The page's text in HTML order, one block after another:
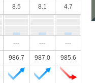
8.5 8.1 4.7
--- --- ---
986.7 987.0 985.6